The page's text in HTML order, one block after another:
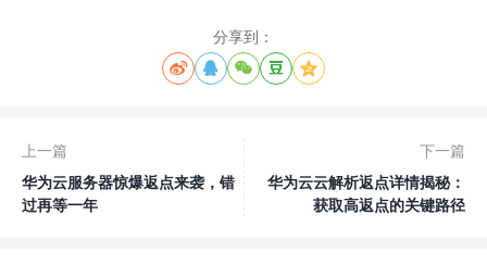
分享到：
    
上一篇
华为云服务器惊爆返点来袭，错
过再等一年
下一篇
华为云云解析返点详情揭秘：
获取高返点的关键路径